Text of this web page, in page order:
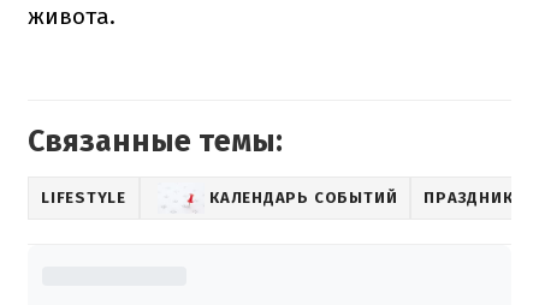
живота.
Связанные темы:
LIFESTYLE КАЛЕНДАРЬ СОБЫТИЙ ПРАЗДНИК В